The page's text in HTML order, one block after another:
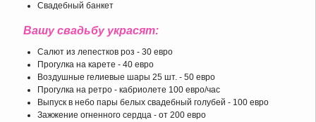
Свадебный банкет
Вашу свадьбу украсят:
Салют из лепестков роз - 30 евро
Прогулка на карете - 40 евро
Воздушные гелиевые шары 25 шт. - 50 евро
Прогулка на ретро - кабриолете 100 евро/час
Выпуск в небо пары белых свадебный голубей - 100 евро
Зажжение огненного сердца - от 200 евро